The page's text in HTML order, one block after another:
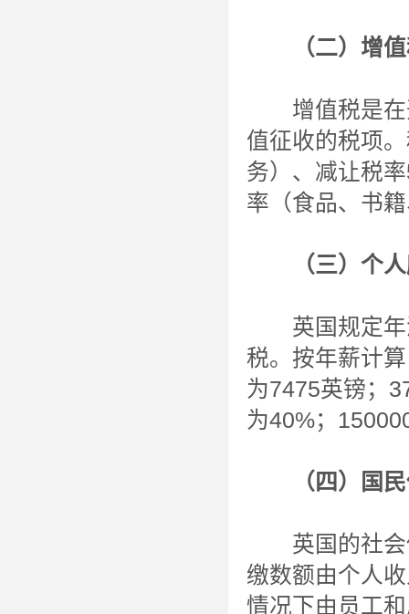
（二）增值
增值税是在
值征收的税项
务）、减让税
率（食品、书
（三）个人
英国规定年
税。按年薪计
为7475英镑；
为40%；
（四）国民
英国的社会
缴数额由个人
情况下由员工